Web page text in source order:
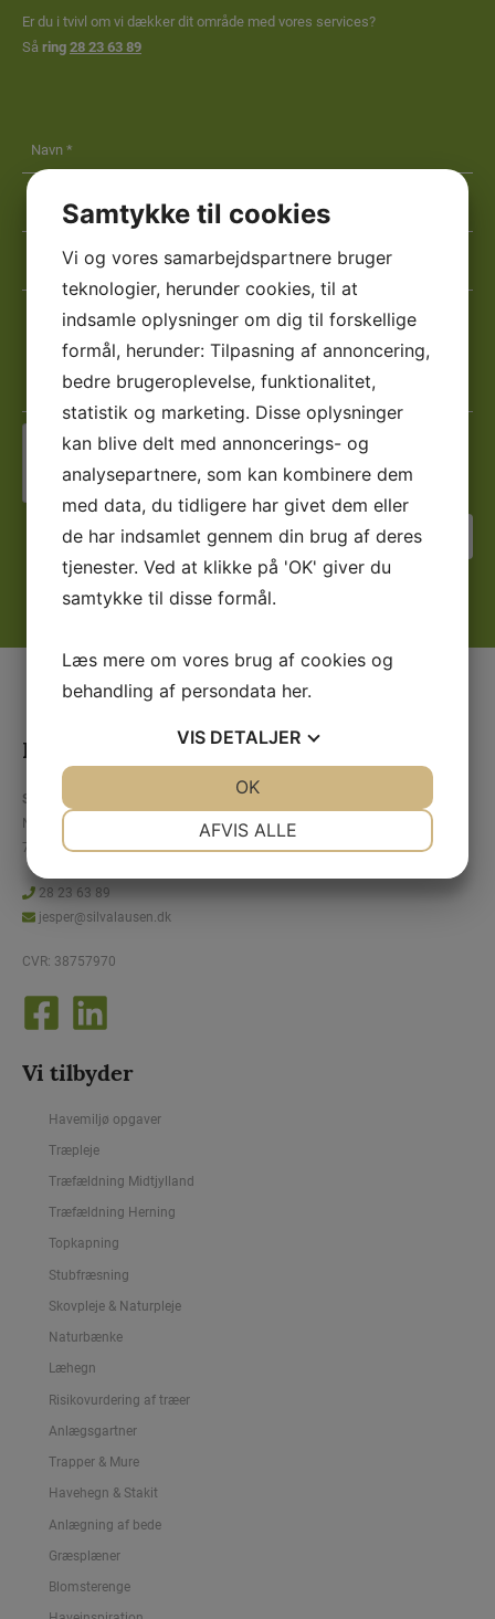
Er du i tvivl om vi dækker dit område med vores services?
Såring28 23 63 89
*Telefon
Besked
Kontaktinformation
SilvaLausen skov og anlæg Aps
Nørre Hvamvej 8
7500 Holstebro
28 23 63 89
jesper@silvalausen.dk
CVR: 38757970
Vi tilbyder
Havemiljø opgaver
Træpleje
Træfældning Midtjylland
Træfældning Herning
Topkapning
Stubfræsning
Skovpleje & Naturpleje
Naturbænke
Læhegn
Risikovurdering af træer
Anlægsgartner
Trapper & Mure
Havehegn & Stakit
Anlægning af bede
Græsplæner
Blomsterenge
Samtykke til cookies
Vi og vores samarbejdspartnere bruger
teknologier, herunder cookies, til at
indsamle oplysninger om dig til forskellige
formål, herunder: Tilpasning af annoncering,
bedre brugeroplevelse, funktionalitet,
statistik og marketing. Disse oplysninger
kan blive delt med annoncerings- og
analysepartnere, som kan kombinere dem
med data, du tidligere har givet dem eller
de har indsamlet gennem din brug af deres
tjenester. Ved at klikke på 'OK' giver du
samtykke til disse formål.
Læs mere om vores brug af cookies og
behandling af persondata her.
VIS DETALJER
AFVIS ALLE
OK